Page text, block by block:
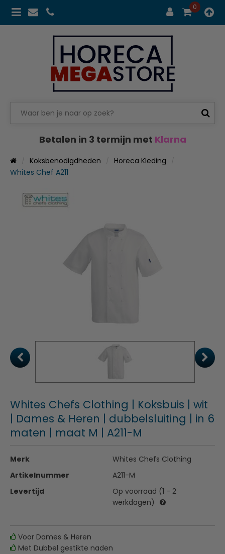
0
Betalen in 3 termijn met Klarna
Koksbenodigdheden
Horeca Kleding
Whites Chef A211
Whites Chefs Clothing | Koksbuis | wit
| Dames & Heren | dubbelsluiting | in 6
maten | maat M | A211-M
Merk
Whites Chefs Clothing
Artikelnummer
A211-M
Levertijd
Op voorraad (1 - 2
werkdagen)
Voor Dames & Heren
Met Dubbel gestikte naden